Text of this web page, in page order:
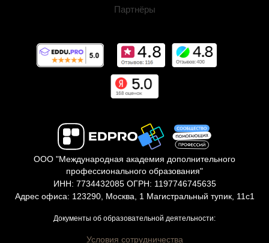
Партнёры
ООО "Международная академия дополнительного
профессионального образования"
ИНН: 7734432085 ОГРН: 1197746745635
Адрес офиса: 123290, Москва, 1 Магистральный тупик, 11с1
Документы об образовательной деятельности:
Условия сотрудничества